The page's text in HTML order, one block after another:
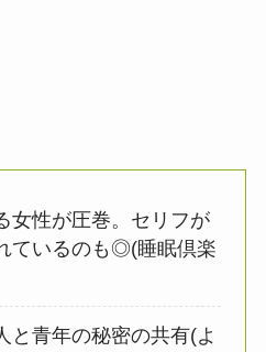
女性が圧巻。セリフが
ているのも◎(睡眠倶楽
と青年の秘密の共有(よ